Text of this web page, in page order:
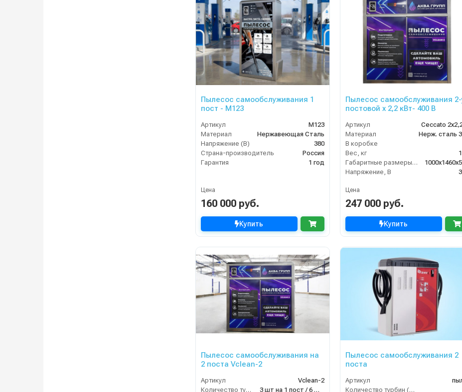
Пылесос самообслуживания 1
пост - М123
Артикул
М123
Материал
Нержавеющая Сталь
Напряжение (В)
380
Страна-производитель
Россия
Гарантия
1 год
Цена
160 000 руб.
Купить
Пылесос самообслуживания 2-
постовой x 2,2 кВт- 400 В
Артикул
Ceccato
Материал
Нерж. сталь
В коробке
Вес, кг
Габаритные размеры, мм
Напряжение, В
Цена
247 000 руб.
Купить
Пылесос самообслуживания на
2 поста Vclean-2
Артикул
Vclean-2
Количество турбин (шт)
3 шт на 1 пост / 6 штук итого
Пылесос самообслуживания 2
поста
Артикул
Количество турбин (шт)